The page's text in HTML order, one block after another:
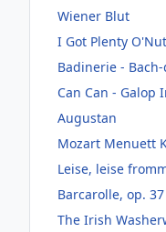
Wiener Blut
I Got Plenty
Badinerie -
Can Can - Galop
Augustan
Mozart Menuett
Leise, leise
Barcarolle, op.
The Irish